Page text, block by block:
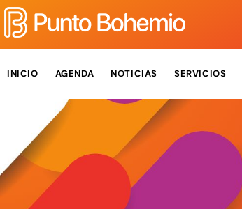
INICIO AGENDA NOTICIAS SERVICIOS